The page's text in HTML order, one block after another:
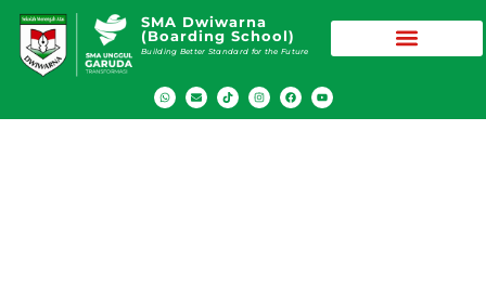
SMA Dwiwarna
(Boarding School)
Building Better Standard for the Future